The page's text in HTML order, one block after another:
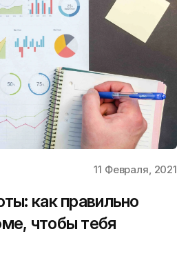
11 Февраля, 2021
как правильно
чтобы тебя